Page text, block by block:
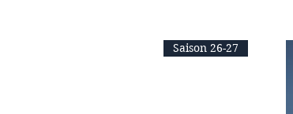
Saison 26-27